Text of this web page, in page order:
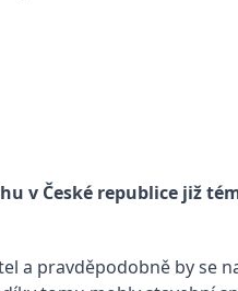
v České republice již
a pravděpodobně by se